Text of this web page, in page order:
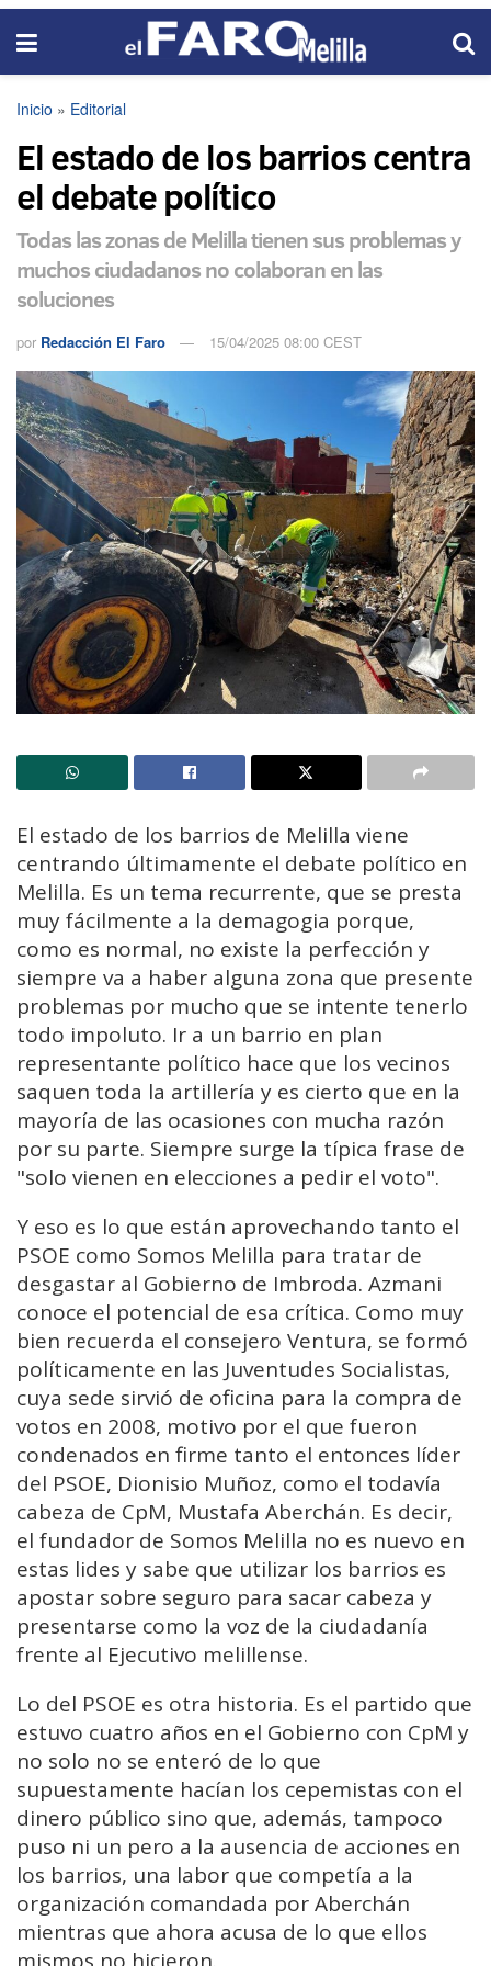
Inicio » Editorial
El estado de los barrios centra
el debate político
Todas las zonas de Melilla tienen sus problemas y
muchos ciudadanos no colaboran en las
soluciones
por Redacción El Faro 15/04/2025 08:00 CEST
El estado de los barrios de Melilla viene
centrando últimamente el debate político en
Melilla. Es un tema recurrente, que se presta
muy fácilmente a la demagogia porque,
como es normal, no existe la perfección y
siempre va a haber alguna zona que presente
problemas por mucho que se intente tenerlo
todo impoluto. Ir a un barrio en plan
representante político hace que los vecinos
saquen toda la artillería y es cierto que en la
mayoría de las ocasiones con mucha razón
por su parte. Siempre surge la típica frase de
"solo vienen en elecciones a pedir el voto".
Y eso es lo que están aprovechando tanto el
PSOE como Somos Melilla para tratar de
desgastar al Gobierno de Imbroda. Azmani
conoce el potencial de esa crítica. Como muy
bien recuerda el consejero Ventura, se formó
políticamente en las Juventudes Socialistas,
cuya sede sirvió de oficina para la compra de
votos en 2008, motivo por el que fueron
condenados en firme tanto el entonces líder
del PSOE, Dionisio Muñoz, como el todavía
cabeza de CpM, Mustafa Aberchán. Es decir,
el fundador de Somos Melilla no es nuevo en
estas lides y sabe que utilizar los barrios es
apostar sobre seguro para sacar cabeza y
presentarse como la voz de la ciudadanía
frente al Ejecutivo melillense.
Lo del PSOE es otra historia. Es el partido que
estuvo cuatro años en el Gobierno con CpM y
no solo no se enteró de lo que
supuestamente hacían los cepemistas con el
dinero público sino que, además, tampoco
puso ni un pero a la ausencia de acciones en
los barrios, una labor que competía a la
organización comandada por Aberchán
mientras que ahora acusa de lo que ellos